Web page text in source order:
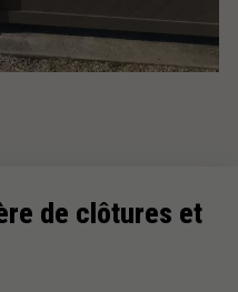
de clôtures et